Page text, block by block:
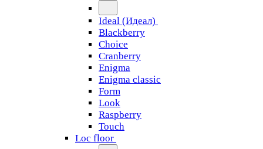
Ideal (Идеал)
Blackberry
Choice
Cranberry
Enigma
Enigma classic
Form
Look
Raspberry
Touch
Loc floor